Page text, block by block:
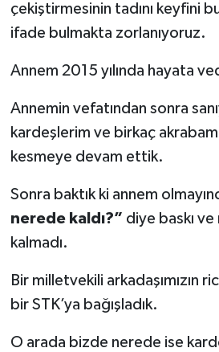
çekiştirmesinin tadını keyfini
ifade bulmakta zorlanıyoruz.
Annem 2015 yılında hayata
Annemin vefatından sonra
kardeşlerim ve birkaç
kesmeye devam ettik.
Sonra baktık ki annem
nerede kaldı?” diye baskı ve
kalmadı.
Bir milletvekili arkadaşımızın
bir STK’ya bağışladık.
O arada bizde nerede ise